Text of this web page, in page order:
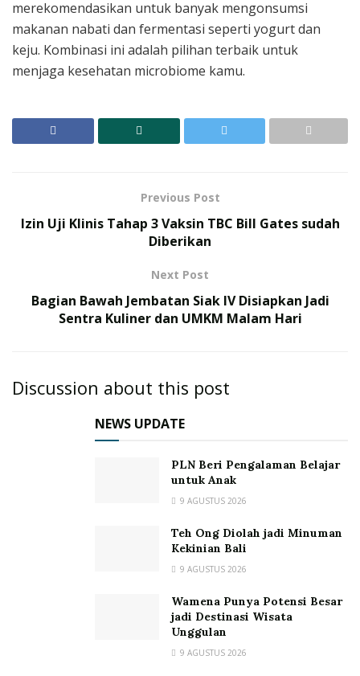
merekomendasikan untuk banyak mengonsumsi
makanan nabati dan fermentasi seperti yogurt dan
keju. Kombinasi ini adalah pilihan terbaik untuk
menjaga kesehatan microbiome kamu.
Previous Post
Izin Uji Klinis Tahap 3 Vaksin TBC Bill Gates sudah
Diberikan
Next Post
Bagian Bawah Jembatan Siak IV Disiapkan Jadi
Sentra Kuliner dan UMKM Malam Hari
Discussion about this post
NEWS UPDATE
PLN Beri Pengalaman Belajar
untuk Anak
9 AGUSTUS 2026
Teh Ong Diolah jadi Minuman
Kekinian Bali
9 AGUSTUS 2026
Wamena Punya Potensi Besar
jadi Destinasi Wisata
Unggulan
9 AGUSTUS 2026